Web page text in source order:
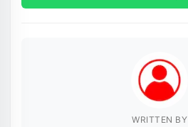
WRITTEN BY